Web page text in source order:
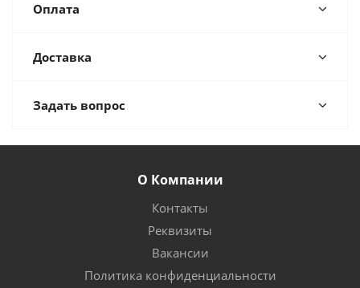
Оплата
Доставка
Задать вопрос
О Компании
Контакты
Реквизиты
Вакансии
Политика конфиденциальности